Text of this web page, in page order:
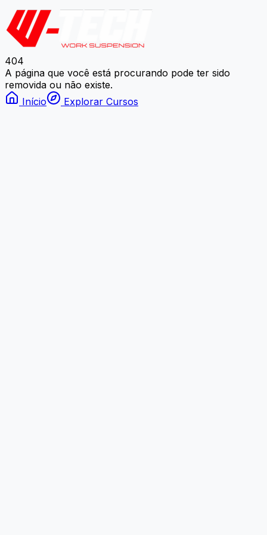
404
A página que você está procurando pode ter sido
removida ou não existe.
Início
Explorar Cursos